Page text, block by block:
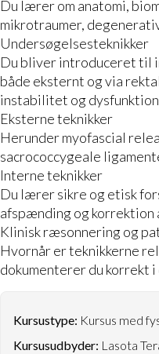
Du lærer om anatomi,
mikrotraumer,
Undersøgelsesteknikker
Du bliver introduceret til
både eksternt og via
instabilitet og
Eksterne teknikker
Herunder myofascial
sacrococcygeale
Interne teknikker
Du lærer sikre og etisk
afspænding og korrektion
Klinisk ræsonnering og
Hvornår er teknikkerne
dokumenterer du korrekt i
Kursustype: Kursus med
Kursusudbyder: Lasota